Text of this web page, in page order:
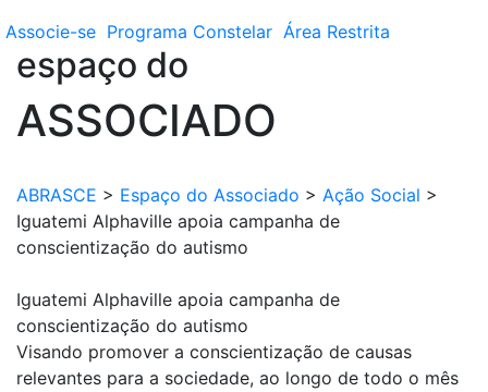
Associe-se Programa Constelar Área Restrita
espaço do
ASSOCIADO
ABRASCE > Espaço do Associado > Ação Social >
Iguatemi Alphaville apoia campanha de
conscientização do autismo
Iguatemi Alphaville apoia campanha de
conscientização do autismo
Visando promover a conscientização de causas
relevantes para a sociedade, ao longo de todo o mês